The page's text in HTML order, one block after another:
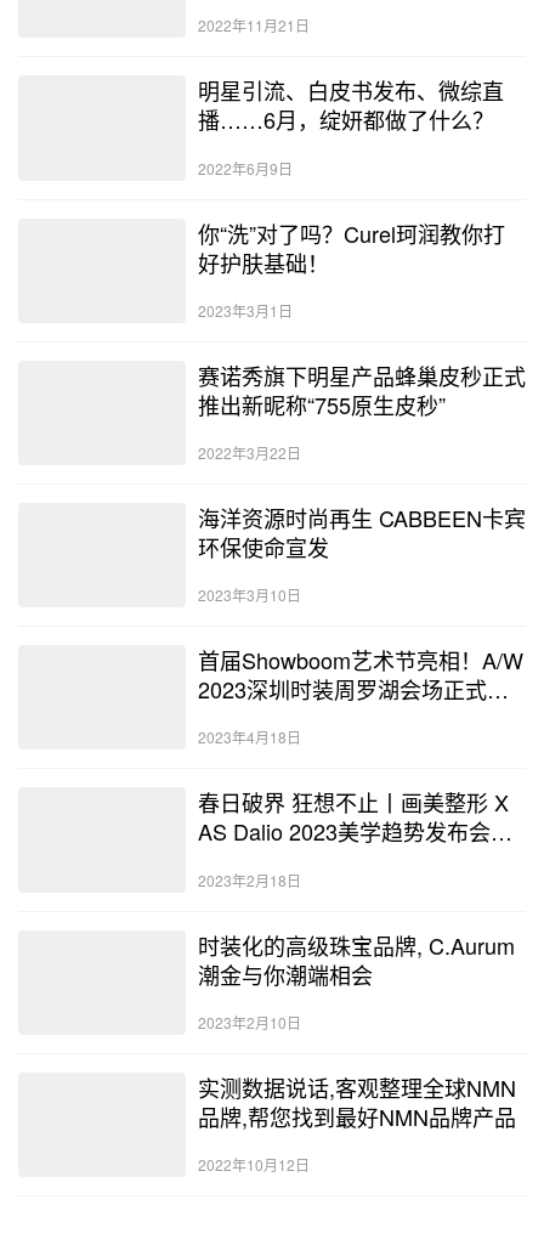
2022年11月21日
明星引流、白皮书发布、微综直
播……6月，绽妍都做了什么？
2022年6月9日
你“洗”对了吗？Curel珂润教你打
好护肤基础！
2023年3月1日
赛诺秀旗下明星产品蜂巢皮秒正式
推出新昵称“755原生皮秒”
2022年3月22日
海洋资源时尚再生 CABBEEN卡宾
环保使命宣发
2023年3月10日
首届Showboom艺术节亮相！A/W
2023深圳时装周罗湖会场正式开
2023年4月18日
春日破界 狂想不止丨画美整形 X
AS Dalio 2023美学趋势发布会暨
2023年2月18日
时装化的高级珠宝品牌, C.Aurum
潮金与你潮端相会
2023年2月10日
实测数据说话,客观整理全球NMN
品牌,帮您找到最好NMN品牌产品
2022年10月12日